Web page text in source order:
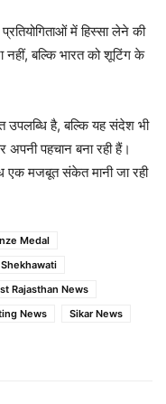
में हिस्सा लेने की
नहीं, बल्कि भारत को शूटिंग के
उपलब्धि है, बल्कि यह संदेश भी
अपनी पहचान बना रही हैं।
एक मजबूत संकेत मानी जा रही
Medal
Rajasthan News
News
Sikar News